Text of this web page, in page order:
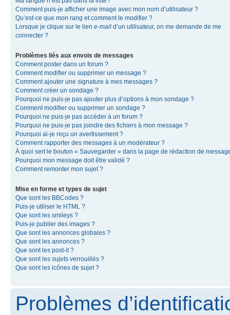
Comment puis-je afficher une image avec mon nom d’utilisateur ?
Qu’est-ce que mon rang et comment le modifier ?
Lorsque je clique sur le lien e-mail d’un utilisateur, on me demande de me
connecter ?
Problèmes liés aux envois de messages
Comment poster dans un forum ?
Comment modifier ou supprimer un message ?
Comment ajouter une signature à mes messages ?
Comment créer un sondage ?
Pourquoi ne puis-je pas ajouter plus d’options à mon sondage ?
Comment modifier ou supprimer un sondage ?
Pourquoi ne puis-je pas accéder à un forum ?
Pourquoi ne puis-je pas joindre des fichiers à mon message ?
Pourquoi ai-je reçu un avertissement ?
Comment rapporter des messages à un modérateur ?
À quoi sert le bouton « Sauvegarder » dans la page de rédaction de
Pourquoi mon message doit être validé ?
Comment remonter mon sujet ?
Mise en forme et types de sujet
Que sont les BBCodes ?
Puis-je utiliser le HTML ?
Que sont les smileys ?
Puis-je publier des images ?
Que sont les annonces globales ?
Que sont les annonces ?
Que sont les post-it ?
Que sont les sujets verrouillés ?
Que sont les icônes de sujet ?
Problèmes